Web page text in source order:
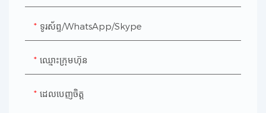
ទូរស័ព្ទ/WhatsApp/Skype
ឈ្មោះ​ក្រុម​ហ៊ុន
ដេលបេញចិត្ដ